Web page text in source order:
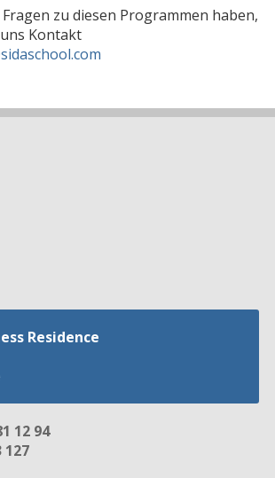
Fragen zu diesen Programmen haben,
Kontakt
Residence
12 94
127